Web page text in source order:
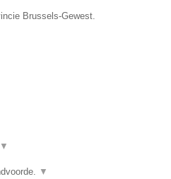
Brussels-Gewest.
▼
▼